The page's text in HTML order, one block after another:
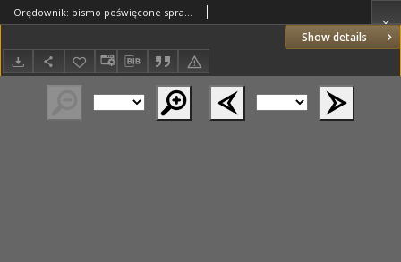
Show details
Orędownik: pismo poświęcone sprawom politycznym i spółecznym 1885.12.20 R.15 Nr291